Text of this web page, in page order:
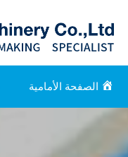
الصفحة الأمامية